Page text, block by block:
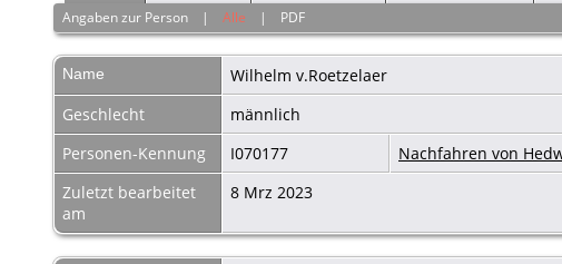
Angaben zur Person |Alle | PDF
Name Wilhelm v.Roetzelaer
Geschlecht
männlich
Personen-Kennung
I070177
Nachfahren von
Zuletzt bearbeitet
am
8 Mrz 2023